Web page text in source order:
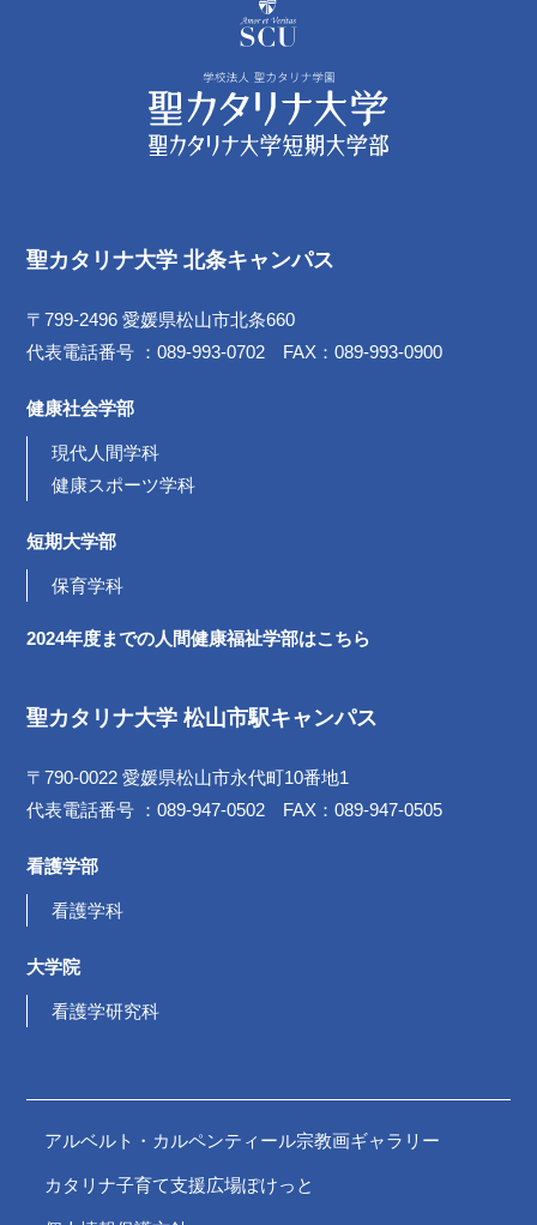
聖カタリナ大学 北条キャンパス
〒799-2496 愛媛県松山市北条660
代表電話番号 ：089-993-0702 FAX：089-993-0900
健康社会学部
現代人間学科
健康スポーツ学科
短期大学部
保育学科
2024年度までの人間健康福祉学部はこちら
聖カタリナ大学 松山市駅キャンパス
〒790-0022 愛媛県松山市永代町10番地1
代表電話番号 ：089-947-0502 FAX：089-947-0505
看護学部
看護学科
大学院
看護学研究科
アルベルト・カルペンティール宗教画ギャラリー
カタリナ子育て支援広場ぽけっと